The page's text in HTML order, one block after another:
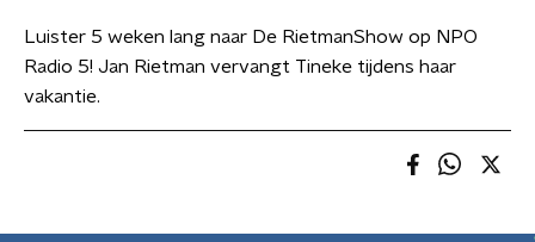
Luister 5 weken lang naar De RietmanShow op NPO
Radio 5! Jan Rietman vervangt Tineke tijdens haar
vakantie.